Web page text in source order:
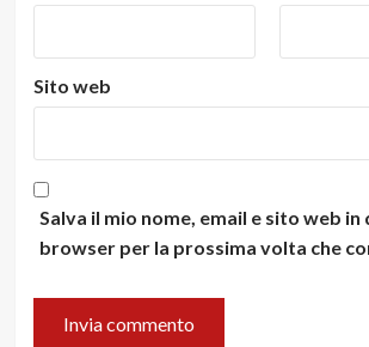
Sito web
Salva il mio nome, email e sito web in
browser per la prossima volta che